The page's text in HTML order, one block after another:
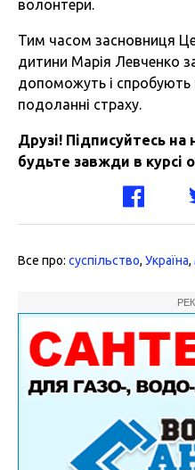
волонтери.
Тим часом засновниця
дитини Марія Левченко
допоможуть і
подоланні страху.
Друзі! Підписуйтесь на
будьте завжди в курсі
Все про: суспільство, Україна,